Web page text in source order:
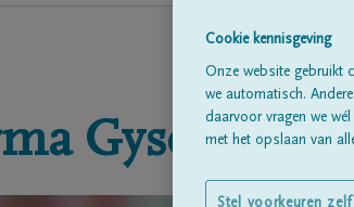
Gyselaers
Cookie kennisgeving
Onze website gebruikt
we automatisch.
daarvoor vragen we
met het opslaan van
Stel voorkeuren